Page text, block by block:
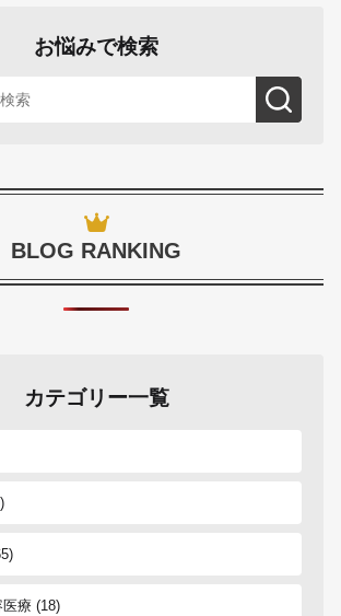
お悩みで検索
BLOG RANKING
カテゴリー一覧
療 (18)